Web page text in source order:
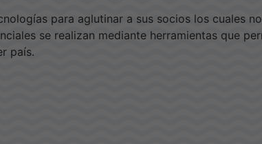
para aglutinar a sus socios los cuales
se realizan mediante herramientas que
país.